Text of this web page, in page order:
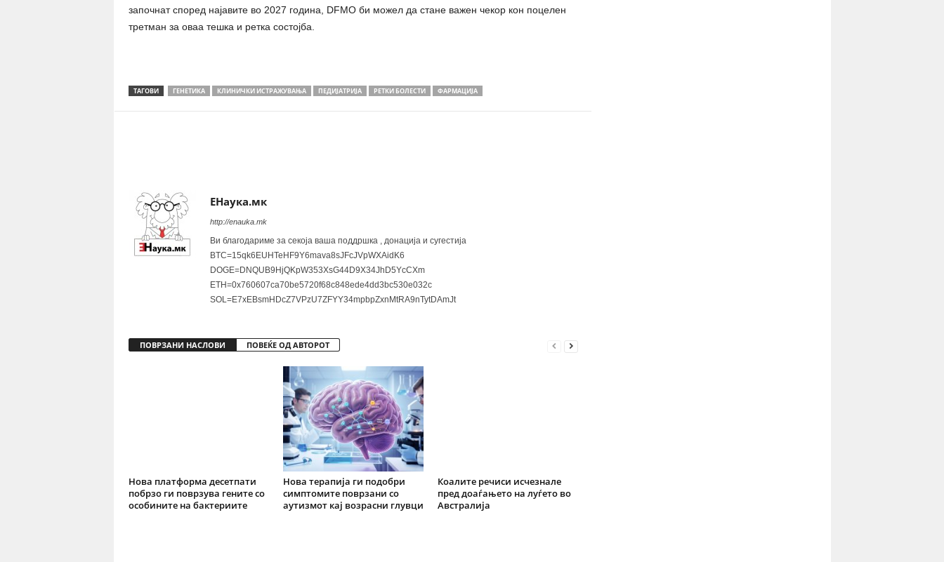
започнат според најавите во 2027 година, DFMO би можел да стане важен чекор кон поцелен
третман за оваа тешка и ретка состојба.
ТАГОВИ ГЕНЕТИКА КЛИНИЧКИ ИСТРАЖУВАЊА ПЕДИЈАТРИЈА РЕТКИ БОЛЕСТИ ФАРМАЦИЈА
ЕНаука.мк
http://enauka.mk
Ви благодариме за секоја ваша поддршка , донација и сугестија
BTC=15qk6EUHTeHF9Y6mava8sJFcJVpWXAidK6
DOGE=DNQUB9HjQKpW353XsG44D9X34JhD5YcCXm
ETH=0x760607ca70be5720f68c848ede4dd3bc530e032c
SOL=E7xEBsmHDcZ7VPzU7ZFYY34mpbpZxnMtRA9nTytDAmJt
ПОВРЗАНИ НАСЛОВИ ПОВЕЌЕ ОД АВТОРОТ
Нова платформа десетпати
побрзо ги поврзува гените со
особините на бактериите
Нова терапија ги подобри
симптомите поврзани со
аутизмот кај возрасни глувци
Коалите речиси исчезнале
пред доаѓањето на луѓето во
Австралија